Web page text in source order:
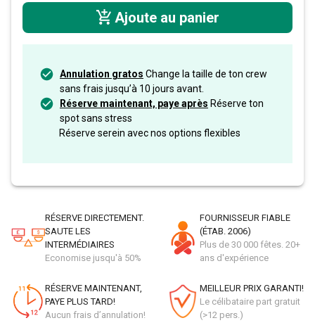
Ajoute au panier
Annulation gratos Change la taille de ton crew
sans frais jusqu’à 10 jours avant.
Réserve maintenant, paye après Réserve ton
spot sans stress
Réserve serein avec nos options flexibles
RÉSERVE DIRECTEMENT.
SAUTE LES
INTERMÉDIAIRES
Economise jusqu'à 50%
FOURNISSEUR FIABLE
(ÉTAB. 2006)
Plus de 30 000 fêtes. 20+
ans d'expérience
RÉSERVE MAINTENANT,
PAYE PLUS TARD!
Aucun frais d’annulation!
MEILLEUR PRIX GARANTI!
Le célibataire part gratuit
(>12 pers.)